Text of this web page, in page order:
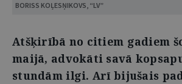
BORISS KOĻESŅIKOVS, “LV”
Atšķirībā no citiem gadiem
maijā, advokāti savā
stundām ilgi. Arī bijušais